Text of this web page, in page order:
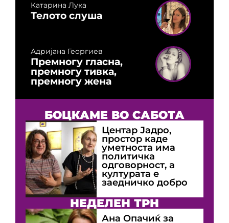
Катарина Лука
Телото слуша
Адријана Георгиев
Премногу гласна,
премногу тивка,
премногу жена
БОЦКАМЕ ВО САБОТА
Центар Јадро,
простор каде
уметноста има
политичка
одговорност, а
културата е
заедничко добро
НЕДЕЛЕН ТРН
Ана Опачиќ за